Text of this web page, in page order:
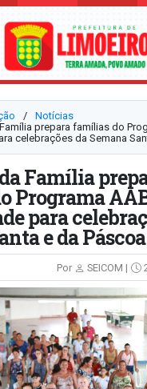
⠀/⠀ Notícias
prepara famílias do
celebrações da Semana
Família
Programa
para
e da Páscoa
Por SEICOM |